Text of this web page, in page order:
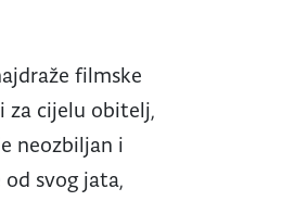
filmske
za cijelu obitelj,
neozbiljan i
svog jata,